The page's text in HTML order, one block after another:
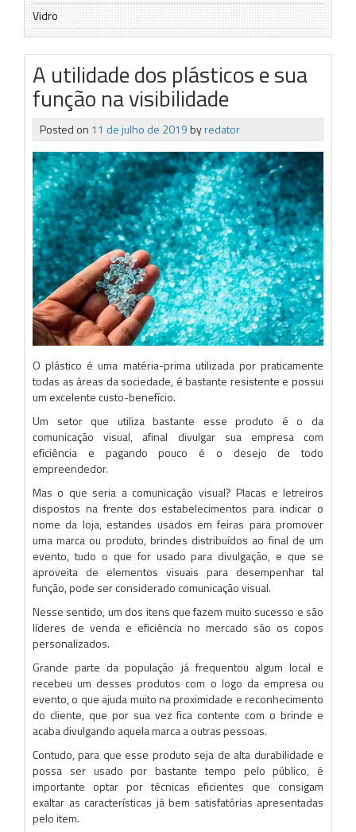
Vidro
A utilidade dos plásticos e sua
função na visibilidade
Posted on 11 de julho de 2019byredator
O plástico é uma matéria-prima utilizada por praticamente
todas as áreas da sociedade, é bastante resistente e possui
um excelente custo-benefício.
Um setor que utiliza bastante esse produto é o da
comunicação visual, afinal divulgar sua empresa com
eficiência e pagando pouco é o desejo de todo
empreendedor.
Mas o que seria a comunicação visual? Placas e letreiros
dispostos na frente dos estabelecimentos para indicar o
nome da loja, estandes usados em feiras para promover
uma marca ou produto, brindes distribuídos ao final de um
evento, tudo o que for usado para divulgação, e que se
aproveita de elementos visuais para desempenhar tal
função, pode ser considerado comunicação visual.
Nesse sentido, um dos itens que fazem muito sucesso e são
líderes de venda e eficiência no mercado são os copos
personalizados.
Grande parte da população já frequentou algum local e
recebeu um desses produtos com o logo da empresa ou
evento, o que ajuda muito na proximidade e reconhecimento
do cliente, que por sua vez fica contente com o brinde e
acaba divulgando aquela marca a outras pessoas.
Contudo, para que esse produto seja de alta durabilidade e
possa ser usado por bastante tempo pelo público, é
importante optar por técnicas eficientes que consigam
exaltar as características já bem satisfatórias apresentadas
pelo item.